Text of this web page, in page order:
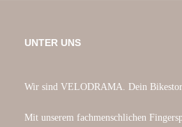
UNTER UNS
Wir sind VELODRAMA. Dein
Mit unserem fachmenschlichen